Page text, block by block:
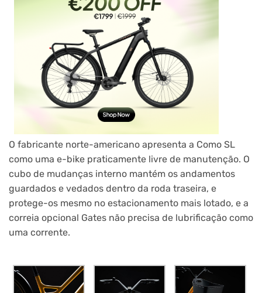
O fabricante norte-americano apresenta a Como SL
como uma e-bike praticamente livre de manutenção. O
cubo de mudanças interno mantém os andamentos
guardados e vedados dentro da roda traseira, e
protege-os mesmo no estacionamento mais lotado, e a
correia opcional Gates não precisa de lubrificação como
uma corrente.